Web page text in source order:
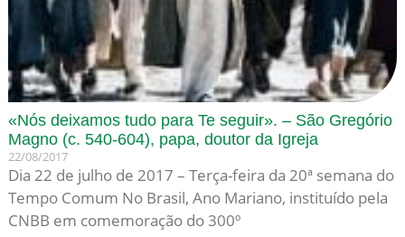
«Nós deixamos tudo para Te seguir». – São Gregório
Magno (c. 540-604), papa, doutor da Igreja
22/08/2017
Dia 22 de julho de 2017 – Terça-feira da 20ª semana do
Tempo Comum No Brasil, Ano Mariano, instituído pela
CNBB em comemoração do 300º